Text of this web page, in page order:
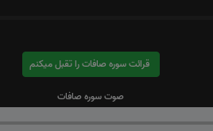
قرائت سوره صافات را تقبل میکنم
صوت سوره صافات